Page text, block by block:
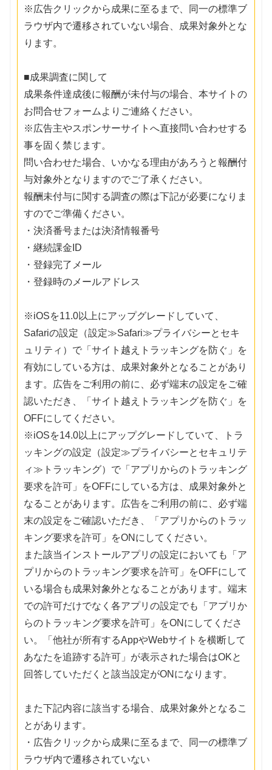
※広告クリックから成果に至るまで、同一の標準ブ
ラウザ内で遷移されていない場合、成果対象外とな
ります。
■成果調査に関して
成果条件達成後に報酬が未付与の場合、本サイトの
お問合せフォームよりご連絡ください。
※広告主やスポンサーサイトへ直接問い合わせする
事を固く禁じます。
問い合わせた場合、いかなる理由があろうと報酬付
与対象外となりますのでご了承ください。
報酬未付与に関する調査の際は下記が必要になりま
すのでご準備ください。
・決済番号または決済情報番号
・継続課金ID
・登録完了メール
・登録時のメールアドレス
※iOSを11.0以上にアップグレードしていて、
Safariの設定（設定≫Safari≫プライバシーとセキ
ュリティ）で「サイト越えトラッキングを防ぐ」を
有効にしている方は、成果対象外となることがあり
ます。広告をご利用の前に、必ず端末の設定をご確
認いただき、「サイト越えトラッキングを防ぐ」を
OFFにしてください。
※iOSを14.0以上にアップグレードしていて、トラ
ッキングの設定（設定≫プライバシーとセキュリテ
ィ≫トラッキング）で「アプリからのトラッキング
要求を許可」をOFFにしている方は、成果対象外と
なることがあります。広告をご利用の前に、必ず端
末の設定をご確認いただき、「アプリからのトラッ
キング要求を許可」をONにしてください。
また該当インストールアプリの設定においても「ア
プリからのトラッキング要求を許可」をOFFにして
いる場合も成果対象外となることがあります。端末
での許可だけでなく各アプリの設定でも「アプリか
らのトラッキング要求を許可」をONにしてくださ
い。「他社が所有するAppやWebサイトを横断して
あなたを追跡する許可」が表示された場合はOKと
回答していただくと該当設定がONになります。
また下記内容に該当する場合、成果対象外となるこ
とがあります。
・広告クリックから成果に至るまで、同一の標準ブ
ラウザ内で遷移されていない